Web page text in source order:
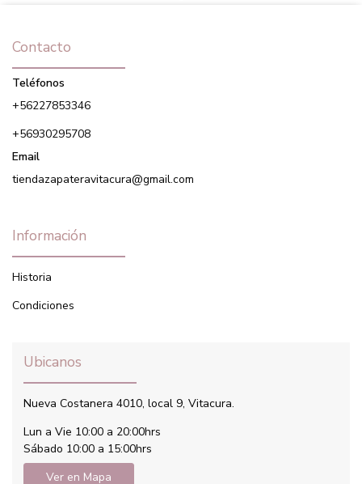
Contacto
Teléfonos
+56227853346
+56930295708
Email
tiendazapateravitacura@gmail.com
Información
Historia
Condiciones
Ubicanos
Nueva Costanera 4010, local 9, Vitacura.
Lun a Vie 10:00 a 20:00hrs
Sábado 10:00 a 15:00hrs
Ver en Mapa